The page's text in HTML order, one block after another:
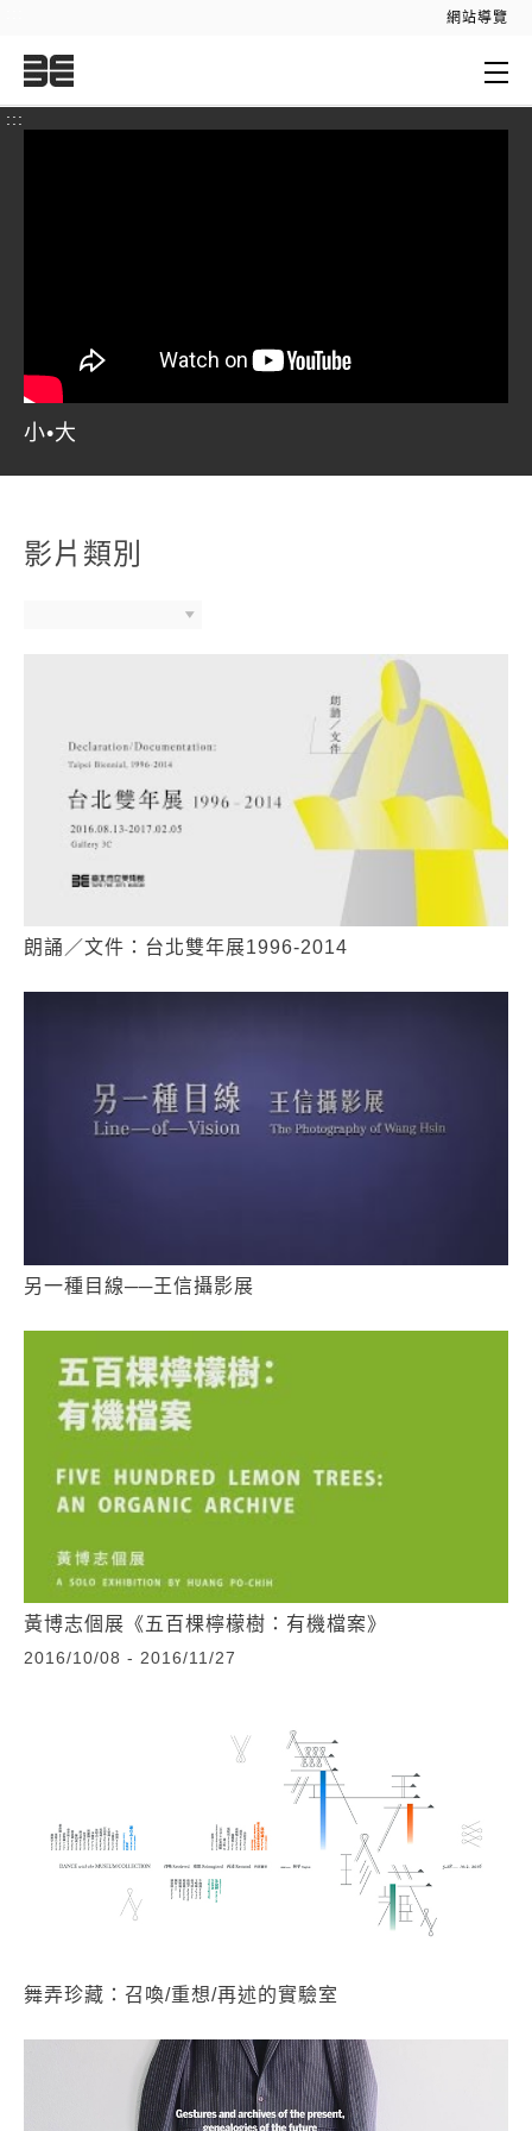
網站導覽
:::
小•大
影片類別
朗誦／文件：台北雙年展1996-2014
另一種目線──王信攝影展
黃博志個展《五百棵檸檬樹：有機檔案》
2016/10/08 - 2016/11/27
舞弄珍藏：召喚/重想/再述的實驗室